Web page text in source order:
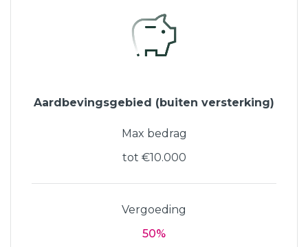
Aardbevingsgebied (buiten versterking)
Max bedrag
tot €10.000
Vergoeding
50%